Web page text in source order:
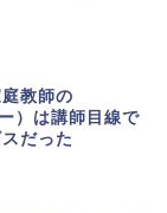
教師の
）は講師目線で
だった